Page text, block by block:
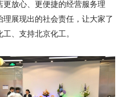
更放心、更便捷的经营服务理
展现出的社会责任，让大家了
、支持北京化工。